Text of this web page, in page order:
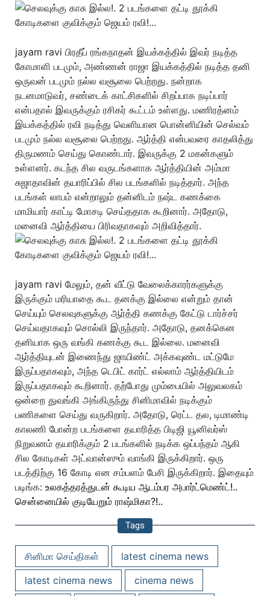
jayam ravi பிரதீப் ரங்கநாதன் இயக்கத்தில் இவர் நடித்த
கோமாளி படமும், அண்ணன் ராஜா இயக்கத்தில் நடித்த தனி
ஒருவன் படமும் நல்ல வசூலை பெற்றது. நன்றாக
நடனமாடுவர், சண்டைக் காட்சிகளில் சிறப்பாக நடிப்பார்
என்பதால் இவருக்கும் ரசிகர் கூட்டம் உள்ளது. மணிரத்னம்
இயக்கத்தில் ரவி நடித்து வெளியான பொன்னியின் செல்வம்
படமும் நல்ல வசூலை பெற்றது. ஆர்த்தி என்பவரை காதலித்து
திருமணம் செய்து கொண்டார். இவருக்கு 2 மகன்களும்
உள்ளனர். கடந்த சில வருடங்களாக ஆர்த்தியின் அம்மா
சுஜாதாவின் தயாரிப்பில் சில படங்களில் நடித்தார். அந்த
படங்கள் லாபம் என்றாலும் தன்னிடம் நஷ்ட கணக்கை
மாமியார் காட்டி மோசடி செய்ததாக கூறினார். அதோடு,
மனைவி ஆர்த்தியை பிரிவதாகவும் அறிவித்தார்.
jayam ravi மேலும், தன் வீட்டு வேலைக்காரர்களுக்கு
இருக்கும் மரியாதை கூட தனக்கு இல்லை என்றும் தான்
செய்யும் செலவுகளுக்கு ஆர்த்தி கணக்கு கேட்டு டார்ச்சர்
செய்வதாகவும் சொல்லி இருந்தார். அதோடு, தனக்கென
தனியாக ஒரு வங்கி கணக்கு கூட இல்லை. மனைவி
ஆர்த்தியுடன் இணைந்து ஜாயிண்ட் அக்கவுண்ட மட்டுமே
இருப்பதாகவும், அந்த டெபிட் கார்ட் எல்லாம் ஆர்த்தியிடம்
இருப்பதாகவும் கூறினார். தற்போது மும்பையில் அலுவலகம்
ஒன்றை துவங்கி அங்கிருந்து சினிமாவில் நடிக்கும்
பணிகளை செய்து வருகிறார். அதோடு, ரெட்ட தல, டிமாண்டி
காலணி போன்ற படங்களை தயாரித்த பிடிஜி யூனிவர்ஸ்
நிறுவனம் தயாரிக்கும் 2 படங்களில் நடிக்க ஒப்பந்தம் ஆகி
சில கோடிகள் அட்வான்ஸும் வாங்கி இருக்கிறார். ஒரு
படத்திற்கு 16 கோடி என சம்பளம் பேசி இருக்கிறார். இதையும்
படிங்க: உலகத்தரத்துடன் கூடிய ஆடம்பர அபார்ட்மெண்ட்!..
சென்னையில் குடியேறும் ராஷ்மிகா?!..
Tags
சினிமா செய்திகள்
latest cinema news
latest cinema news
cinema news